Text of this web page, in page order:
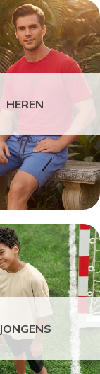
HEREN
JONGENS